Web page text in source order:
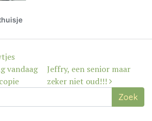
vandaag
Jeffry, een senior maar
zeker niet oud!!!